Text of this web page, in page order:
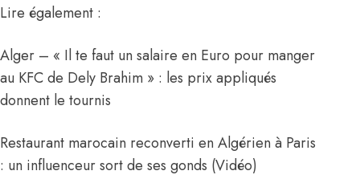
Lire également :
Alger – « Il te faut un salaire en Euro pour manger
au KFC de Dely Brahim » : les prix appliqués
donnent le tournis
Restaurant marocain reconverti en Algérien à Paris
: un influenceur sort de ses gonds (Vidéo)